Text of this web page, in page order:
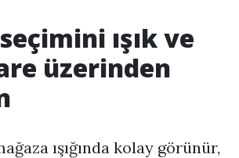
ışık ve
üzerinden
ışığında kolay görünür,